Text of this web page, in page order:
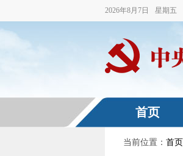
2026年8月 7 日 星期五
首页
当前位置： 首页